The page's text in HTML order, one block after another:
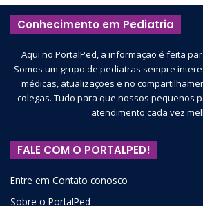
Conhecimento em Pediatria
Aqui no PortalPed, a informação é feita
Somos um grupo de pediatras sempre
médicas, atualizações e no
colegas. Tudo para que nossos pequenos
atendimento cada vez
FALE COM O PORTALPED!
Entre em Contato conosco
Sobre o PortalPed